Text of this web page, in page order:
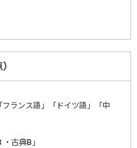
ランス語」「ドイツ語」「中
古典B」